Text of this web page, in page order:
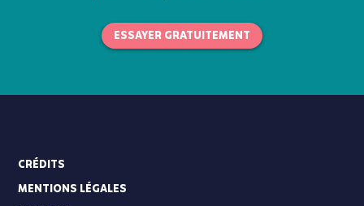
ESSAYER GRATUITEMENT
CRÉDITS
MENTIONS LÉGALES